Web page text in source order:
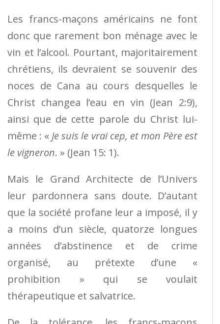
Les francs-maçons américains ne font
donc que rarement bon ménage avec le
vin et l’alcool. Pourtant, majoritairement
chrétiens, ils devraient se souvenir des
noces de Cana au cours desquelles le
Christ changea l’eau en vin (Jean 2:9),
ainsi que de cette parole du Christ lui-
même : « Je suis le vrai cep, et mon Père est
le vigneron. » (Jean 15: 1).
Mais le Grand Architecte de l’Univers
leur pardonnera sans doute. D’autant
que la société profane leur a imposé, il y
a moins d’un siècle, quatorze lon­gues
années d’abstinence et de crime
organisé, au prétexte d’une «
prohibition » qui se voulait
thérapeutique et salvatrice.